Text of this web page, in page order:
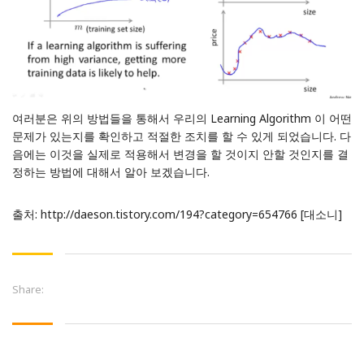
여러분은 위의 방법들을 통해서 우리의 Learning Algorithm 이 어떤
문제가 있는지를 확인하고 적절한 조치를 할 수 있게 되었습니다. 다
음에는 이것을 실제로 적용해서 변경을 할 것이지 안할 것인지를 결
정하는 방법에 대해서 알아 보겠습니다.
출처: http://daeson.tistory.com/194?category=654766 [대소니]
Share: